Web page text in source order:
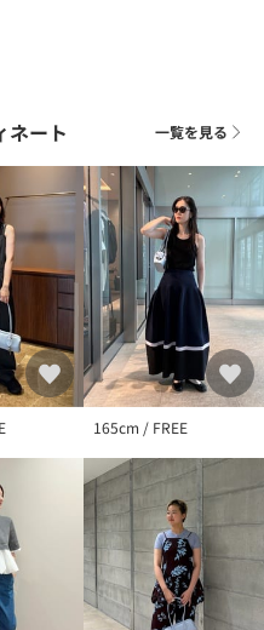
なくフレームを持ってくだ
と、破損の原因となる場合が
納品書が付いている場合は
せて保管してください。
、「洗濯表示」がございます
い。
コンなどの閲覧環境によ
合がございます。あらかじめ
UNITED ARROWS各店舗まで
い。
品番：40323000025
ネート 一覧を見る
165cm / FREE